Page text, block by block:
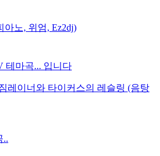
아노, 위엄, Ez2dj)
테마곡... 입니다
레이너와 타이커스의 레슬링 (음탕
..